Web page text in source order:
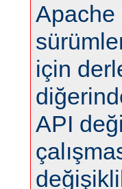
Apache
için
API